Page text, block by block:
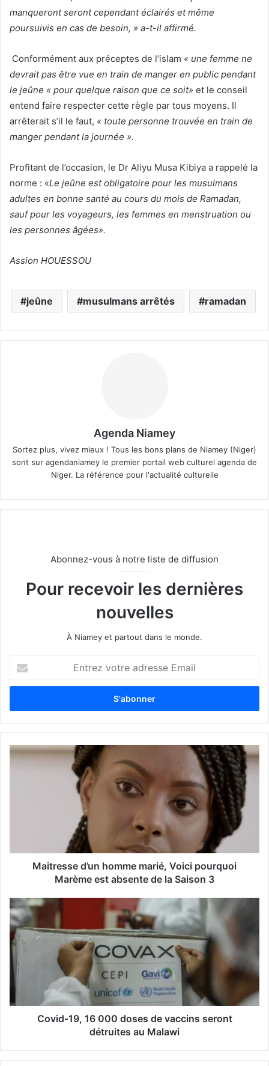
manqueront seront cependant éclairés et même
poursuivis en cas de besoin, » a-t-il affirmé.
Conformément aux préceptes de l’islam « une femme ne
devrait pas être vue en train de manger en public pendant
le jeûne « pour quelque raison que ce soit» et le conseil
entend faire respecter cette règle par tous moyens. Il
arrêterait s’il le faut, « toute personne trouvée en train de
manger pendant la journée ».
Profitant de l’occasion, le Dr Aliyu Musa Kibiya a rappelé la
norme : «Le jeûne est obligatoire pour les musulmans
adultes en bonne santé au cours du mois de Ramadan,
sauf pour les voyageurs, les femmes en menstruation ou
les personnes âgées».
Assion HOUESSOU
jeûne musulmans arrêtés ramadan
Agenda Niamey
Sortez plus, vivez mieux ! Tous les bons plans de Niamey (Niger)
sont sur agendaniamey le premier portail web culturel agenda de
Niger. La référence pour l'actualité culturelle
Abonnez-vous à notre liste de diffusion
Pour recevoir les dernières
nouvelles
À Niamey et partout dans le monde.
t
e
z
o
m
a
i
l
Maitresse d’un homme marié, Voici pourquoi
Marème est absente de la Saison 3
Covid-19, 16 000 doses de vaccins seront
détruites au Malawi